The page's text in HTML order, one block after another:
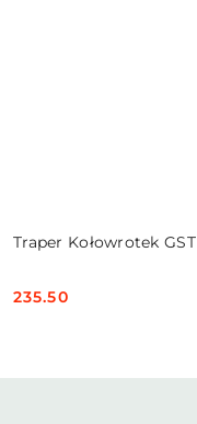
Traper Kołowrotek
Cena:
235.50